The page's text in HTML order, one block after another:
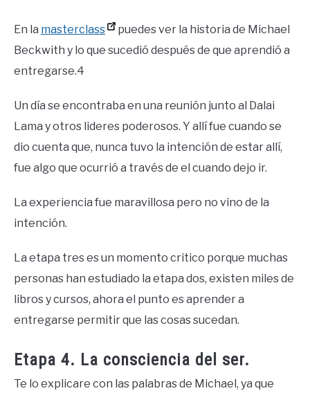
En la masterclass
puedes ver la historia de Michael
Beckwith y lo que sucedió después de que aprendió a
entregarse.4
Un día se encontraba en una reunión junto al Dalai
Lama y otros lideres poderosos. Y allí fue cuando se
dio cuenta que, nunca tuvo la intención de estar allí,
fue algo que ocurrió a través de el cuando dejo ir.
La experiencia fue maravillosa pero no vino de la
intención.
La etapa tres es un momento critico porque muchas
personas han estudiado la etapa dos, existen miles de
libros y cursos, ahora el punto es aprender a
entregarse permitir que las cosas sucedan.
Etapa 4. La consciencia del ser.
Te lo explicare con las palabras de Michael, ya que